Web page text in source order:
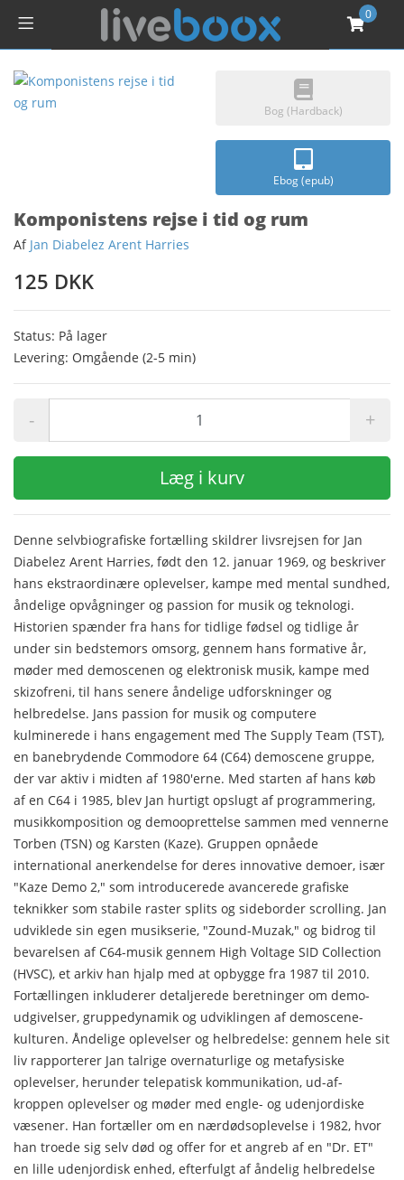
0
Bog (Hardback)
Ebog (epub)
Komponistens rejse i tid og rum
Af Jan Diabelez Arent Harries
125 DKK
Status: På lager
Levering: Omgående (2-5 min)
- +
Læg i kurv
Denne selvbiografiske fortælling skildrer livsrejsen for Jan
Diabelez Arent Harries, født den 12. januar 1969, og beskriver
hans ekstraordinære oplevelser, kampe med mental sundhed,
åndelige opvågninger og passion for musik og teknologi.
Historien spænder fra hans for tidlige fødsel og tidlige år
under sin bedstemors omsorg, gennem hans formative år,
møder med demoscenen og elektronisk musik, kampe med
skizofreni, til hans senere åndelige udforskninger og
helbredelse. Jans passion for musik og computere
kulminerede i hans engagement med The Supply Team (TST),
en banebrydende Commodore 64 (C64) demoscene gruppe,
der var aktiv i midten af 1980'erne. Med starten af hans køb
af en C64 i 1985, blev Jan hurtigt opslugt af programmering,
musikkomposition og demooprettelse sammen med vennerne
Torben (TSN) og Karsten (Kaze). Gruppen opnåede
international anerkendelse for deres innovative demoer, især
"Kaze Demo 2," som introducerede avancerede grafiske
teknikker som stabile raster splits og sideborder scrolling. Jan
udviklede sin egen musikserie, "Zound-Muzak," og bidrog til
bevarelsen af C64-musik gennem High Voltage SID Collection
(HVSC), et arkiv han hjalp med at opbygge fra 1987 til 2010.
Fortællingen inkluderer detaljerede beretninger om demo-
udgivelser, gruppedynamik og udviklingen af demoscene-
kulturen. Åndelige oplevelser og helbredelse: gennem hele sit
liv rapporterer Jan talrige overnaturlige og metafysiske
oplevelser, herunder telepatisk kommunikation, ud-af-
kroppen oplevelser og møder med engle- og udenjordiske
væsener. Han fortæller om en nærdødsoplevelse i 1982, hvor
han troede sig selv død og offer for et angreb af en "Dr. ET"
en lille udenjordisk enhed, efterfulgt af åndelig helbredelse